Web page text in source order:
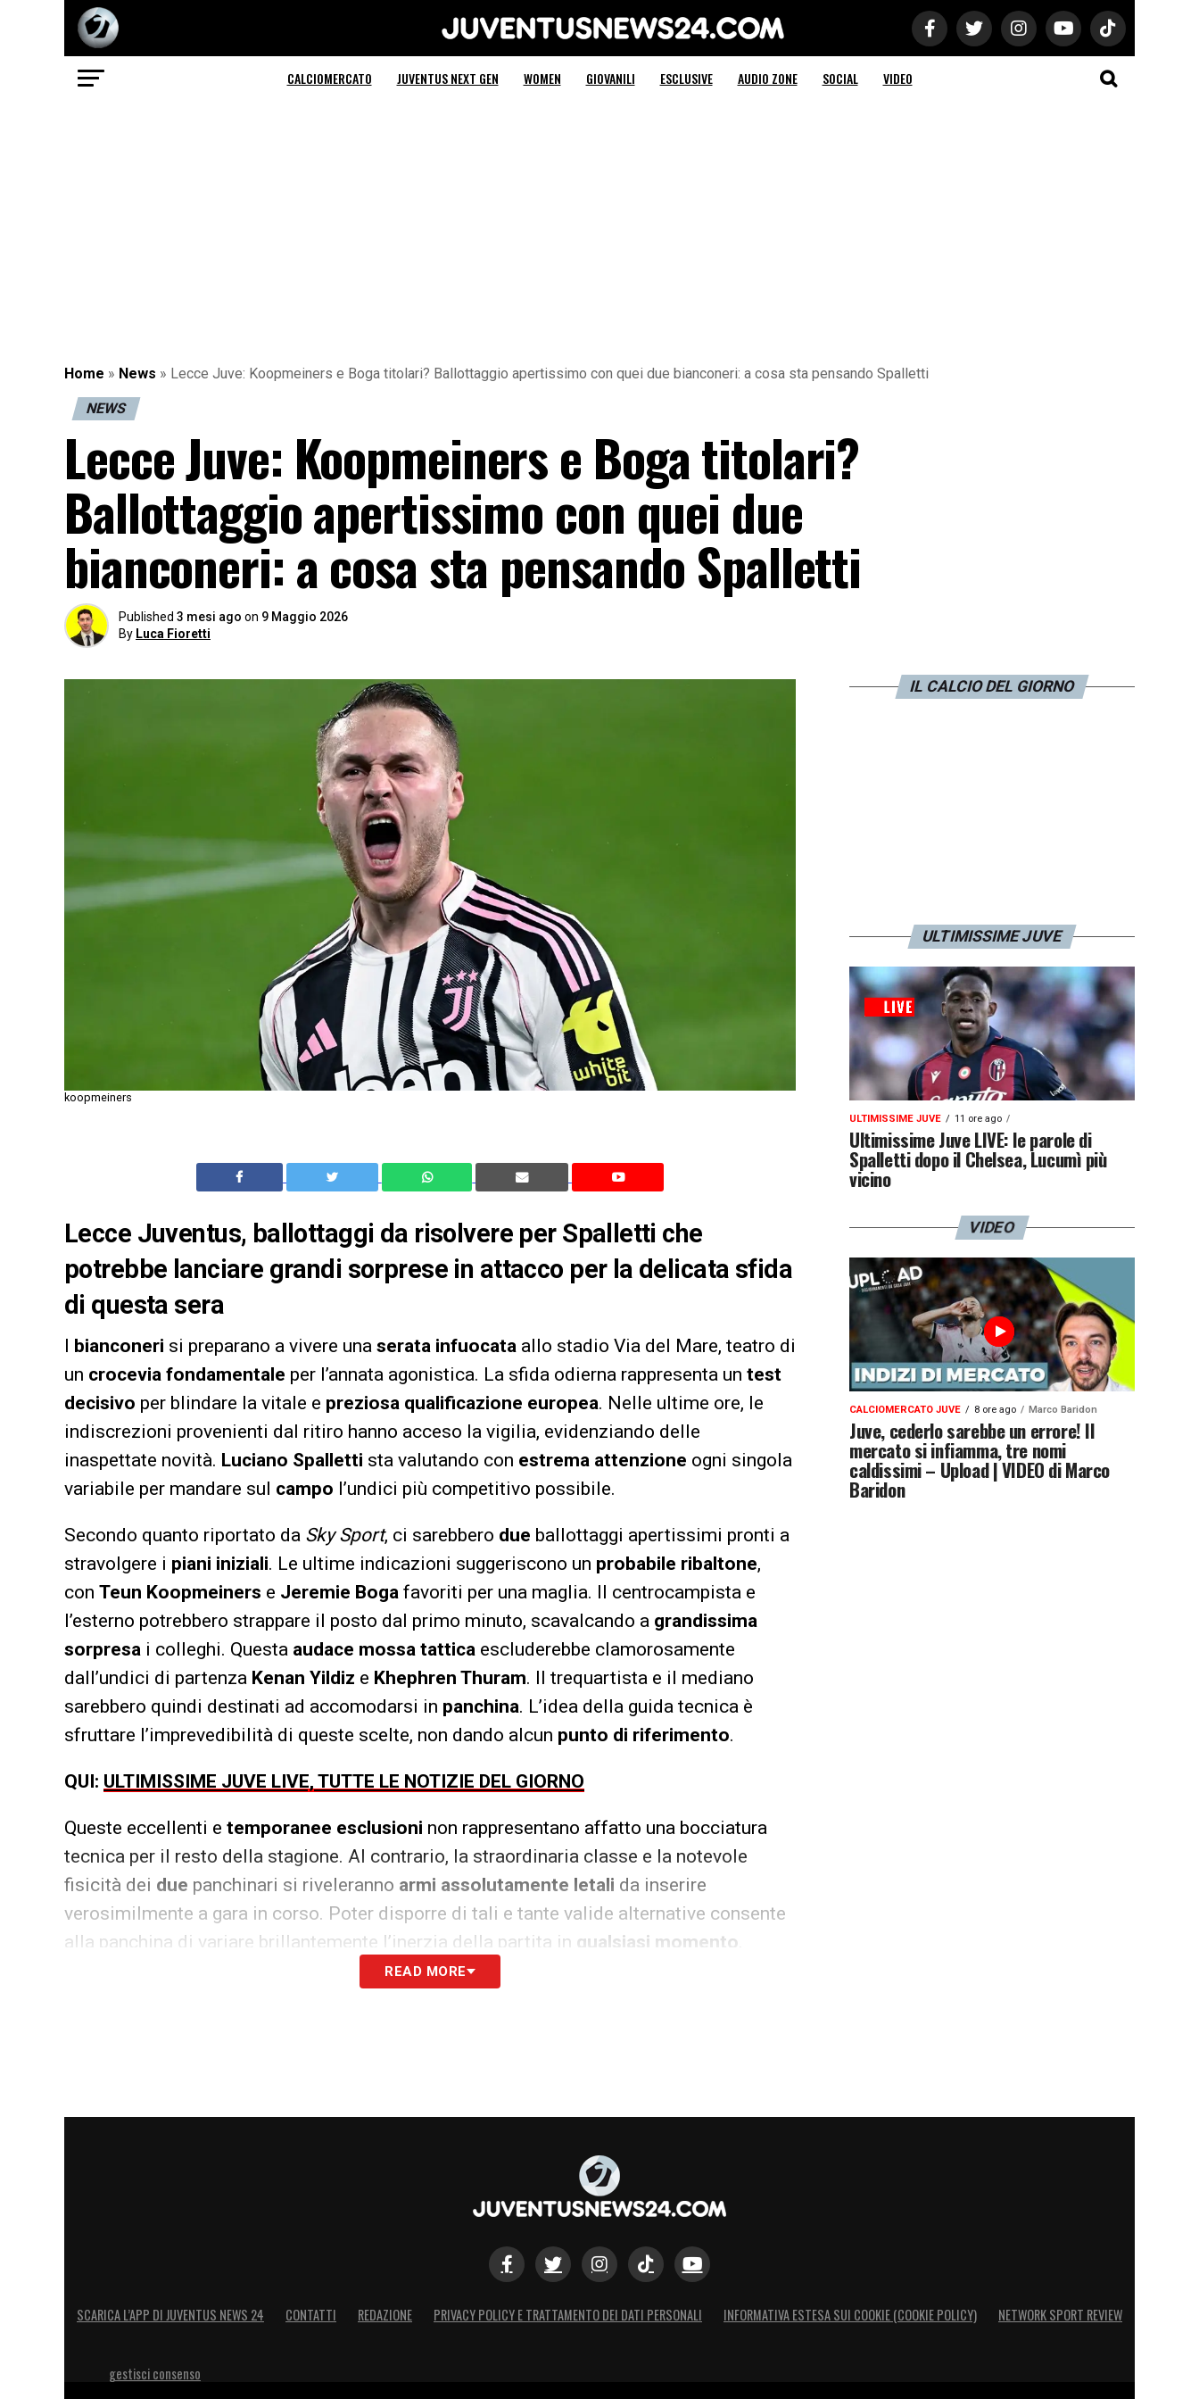
Juventus News 24
CALCIOMERCATO JUVENTUS NEXT GEN WOMEN GIOVANILI ESCLUSIVE AUDIO ZONE SOCIAL VIDEO
Home » News » Lecce Juve: Koopmeiners e Boga titolari? Ballottaggio apertissimo con quei due bianconeri: a cosa sta pensando Spalletti
NEWS
Lecce Juve: Koopmeiners e Boga titolari?
Ballottaggio apertissimo con quei due
bianconeri: a cosa sta pensando Spalletti
Published 3 mesi ago on 9 Maggio 2026
By Luca Fioretti
koopmeiners
Lecce Juventus, ballottaggi da risolvere per Spalletti che
potrebbe lanciare grandi sorprese in attacco per la delicata sfida
di questa sera
I bianconeri si preparano a vivere una serata infuocata allo stadio Via del Mare, teatro di
un crocevia fondamentale per l’annata agonistica. La sfida odierna rappresenta un test
decisivo per blindare la vitale e preziosa qualificazione europea. Nelle ultime ore, le
indiscrezioni provenienti dal ritiro hanno acceso la vigilia, evidenziando delle
inaspettate novità. Luciano Spalletti sta valutando con estrema attenzione ogni singola
variabile per mandare sul campo l’undici più competitivo possibile.
Secondo quanto riportato da Sky Sport, ci sarebbero due ballottaggi apertissimi pronti a
stravolgere i piani iniziali. Le ultime indicazioni suggeriscono un probabile ribaltone,
con Teun Koopmeiners e Jeremie Boga favoriti per una maglia. Il centrocampista e
l’esterno potrebbero strappare il posto dal primo minuto, scavalcando a grandissima
sorpresa i colleghi. Questa audace mossa tattica escluderebbe clamorosamente
dall’undici di partenza Kenan Yildiz e Khephren Thuram. Il trequartista e il mediano
sarebbero quindi destinati ad accomodarsi in panchina. L’idea della guida tecnica è
sfruttare l’imprevedibilità di queste scelte, non dando alcun punto di riferimento.
QUI: ULTIMISSIME JUVE LIVE, TUTTE LE NOTIZIE DEL GIORNO
Queste eccellenti e temporanee esclusioni non rappresentano affatto una bocciatura
tecnica per il resto della stagione. Al contrario, la straordinaria classe e la notevole
fisicità dei due panchinari si riveleranno armi assolutamente letali da inserire
verosimilmente a gara in corso. Poter disporre di tali e tante valide alternative consente
alla panchina di variare brillantemente l’inerzia della partita in qualsiasi momento
READ MORE
IL CALCIO DEL GIORNO
ULTIMISSIME JUVE
ULTIMISSIME JUVE 11 ore ago
Ultimissime Juve LIVE: le parole di
Spalletti dopo il Chelsea, Lucumì più
vicino
VIDEO
CALCIOMERCATO JUVE 8 ore ago Marco Baridon
Juve, cederlo sarebbe un errore! Il
mercato si infiamma, tre nomi
caldissimi – Upload | VIDEO di Marco
Baridon
SCARICA L’APP DI JUVENTUS NEWS 24 CONTATTI REDAZIONE PRIVACY POLICY E TRATTAMENTO DEI DATI PERSONALI INFORMATIVA ESTESA SUI COOKIE (COOKIE POLICY) NETWORK SPORT REVIEW
gestisci consenso